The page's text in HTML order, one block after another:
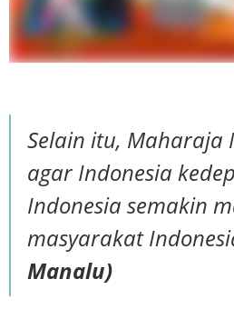
Selain itu, Maharaja
agar Indonesia
Indonesia semakin
masyarakat
Manalu)